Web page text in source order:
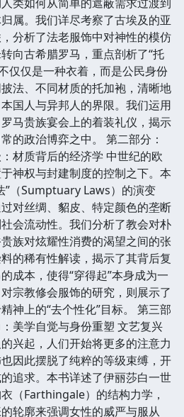
属。我们详尽考察了古埃及的亚
分析了法老服饰中对神性的模仿
向古希腊罗马，重点剖析了“托
仅仅是一种衣着，而是公民身份
法、不同材质的托加袍，清晰地
国人与异邦人的界限。我们运用
马贵族宴会上的着装礼仪，揭示
的政治博弈之中。 第二部分：
材质背后的经济学 中世纪的欧
神权与封建制度的控制之下。本
”（Sumptuary Laws）的演变
对丝绸、貂皮、特定颜色的垄断
会流动性。我们分析了教会对朴
族对炫耀性消费的渴望之间的张
的稀有性解读，揭示了其背后复
成本，使得“穿得起”本身成为一
宗教修会服饰的研究，则展示了
神上的“去个性化”目标。 第三部
美学自觉与身份重塑 文艺复兴
兴起，人们开始将更多的注意力
因此摆脱了纯粹的等级束缚，开
追求。本书详述了伊丽莎白一世
（Farthingale）的结构力学，
轮廓来强调女性的威严与服从